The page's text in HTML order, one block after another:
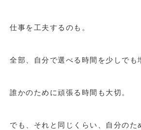
仕事を工夫するのも。
全部、自分で選べる時間を少しでも
誰かのために頑張る時間も大切。
でも、それと同じくらい、自分のた